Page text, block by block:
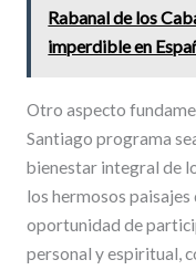
Rabanal de los
imperdible en
Otro aspecto
Santiago programa
bienestar integral de
los hermosos
oportunidad de
personal y espiritual,